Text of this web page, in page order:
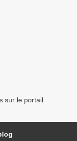
sur le portail